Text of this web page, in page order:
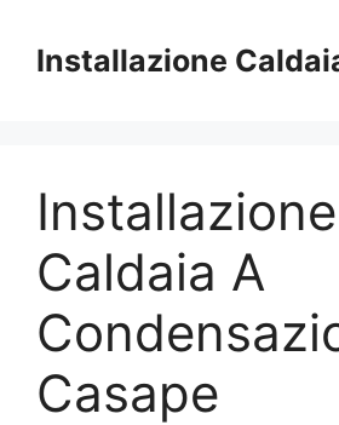
contenuto
Installazione
Installazione
Caldaia A
Casape